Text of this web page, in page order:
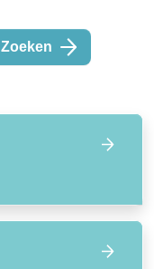
Zoeken